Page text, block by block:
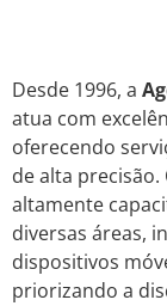
Desde 1996, a
atua com
oferecendo
de alta
altamente
diversas áreas,
dispositivos
priorizando a